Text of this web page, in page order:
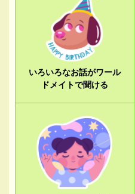
いろいろなお話がワール
ドメイトで聞ける